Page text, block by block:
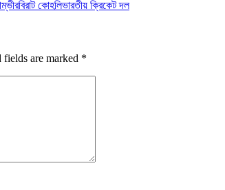
বিরাট কোহলিভারতীয় ক্রিকেট দল
fields are marked *